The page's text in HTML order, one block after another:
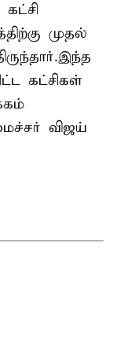
முதல்
கட்சிகள்
விஜய்